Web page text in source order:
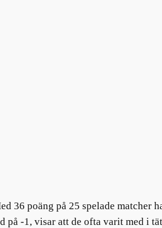
poäng på 25 spelade matcher
-1, visar att de ofta varit med i